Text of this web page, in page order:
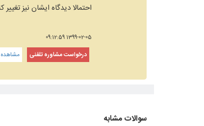
احتمالا دیدگاه ایشان نیز تغییر
1399-02-05 09:12:59
درخواست مشاوره تلفنی مشاهده
سوالات مشابه